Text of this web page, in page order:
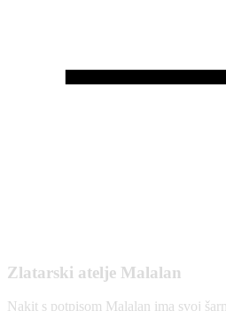
Zlatarski atelje Malalan
Nakit s potpisom Malalan ima svoj